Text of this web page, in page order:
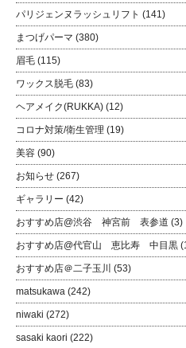
パリジェンヌラッシュリフト (141)
まつげパーマ (380)
眉毛 (115)
ワックス脱毛 (83)
ヘアメイク(RUKKA) (12)
コロナ対策/衛生管理 (19)
美容 (90)
お知らせ (267)
ギャラリー (42)
おすすめ店@渋谷 神宮前 表参道 (3)
おすすめ店@代官山 恵比寿 中目黒
おすすめ店＠二子玉川 (53)
matsukawa (242)
niwaki (272)
sasaki kaori (222)